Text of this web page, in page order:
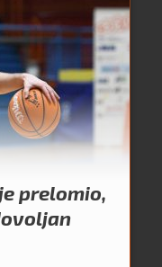
prelomio,